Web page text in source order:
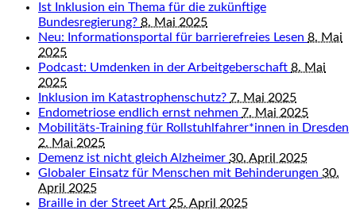
Ist Inklusion ein Thema für die zukünftige
Bundesregierung? 8. Mai 2025
Neu: Informationsportal für barrierefreies Lesen 8. Mai
2025
Podcast: Umdenken in der Arbeitgeberschaft 8. Mai
2025
Inklusion im Katastrophenschutz? 7. Mai 2025
Endometriose endlich ernst nehmen 7. Mai 2025
Mobilitäts-Training für Rollstuhlfahrer*innen in Dresden
2. Mai 2025
Demenz ist nicht gleich Alzheimer 30. April 2025
Globaler Einsatz für Menschen mit Behinderungen 30.
April 2025
Braille in der Street Art 25. April 2025